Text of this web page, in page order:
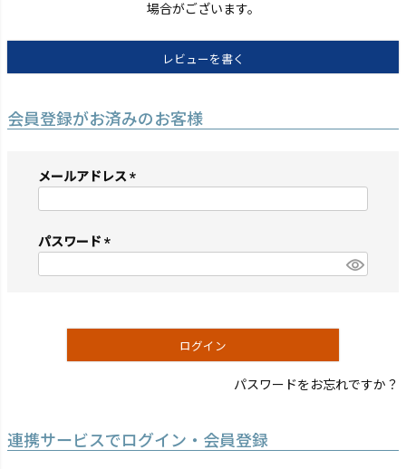
場合がございます。
レビューを書く
会員登録がお済みのお客様
メールアドレス
須)
パスワード
須)
ログイン
パスワードをお忘れですか？
連携サービスでログイン・会員登録